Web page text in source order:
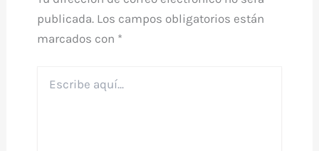
publicada. Los campos obligatorios están
marcados con *
aquí...